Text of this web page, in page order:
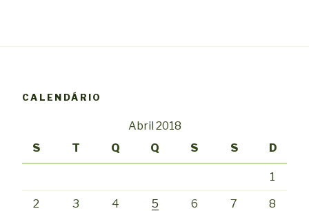
CALENDÁRIO
Abril 2018
S
T Q Q S S D
1
2 3 4 5 6 7 8